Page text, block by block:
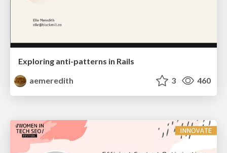
Exploring anti-patterns in Rails
aemeredith
3 460